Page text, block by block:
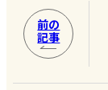
前の
記事